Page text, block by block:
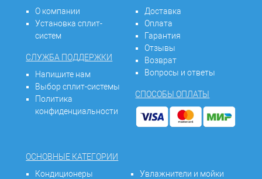
О компании
Установка сплит-
систем
СЛУЖБА ПОДДЕРЖКИ
Напишите нам
Выбор сплит-системы
Политика
конфиденциальности
Доставка
Оплата
Гарантия
Отзывы
Возврат
Вопросы и ответы
СПОСОБЫ ОПЛАТЫ
ОСНОВНЫЕ КАТЕГОРИИ
Кондиционеры
Увлажнители и мойки